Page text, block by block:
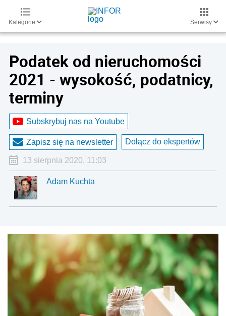
Kategorie Serwisy
Podatek od nieruchomości
2021 - wysokość, podatnicy,
terminy
Subskrybuj nas na Youtube
Zapisz się na newsletter Dołącz do ekspertów
13 sierpnia 2020, 11:03
Adam Kuchta